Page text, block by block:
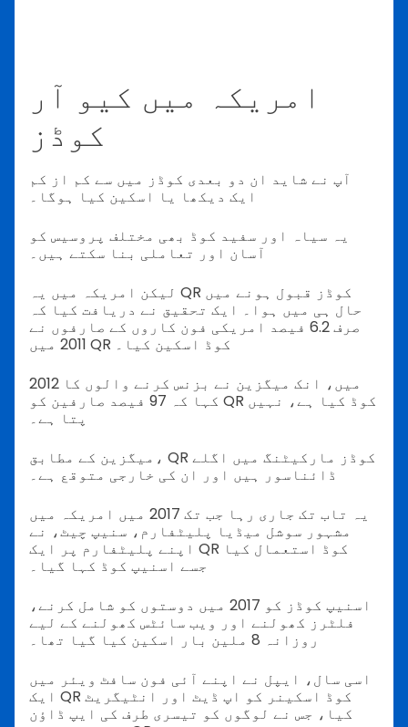
امریکہ میں کیو آر
کوڈز
آپ نے شاید ان دو بعدی کوڈز میں سے کم از کم
ایک دیکھا یا اسکین کیا ہوگا۔
یہ سیاہ اور سفید کوڈ بھی مختلف پروسیس کو
آسان اور تعاملی بنا سکتے ہیں۔
لیکن امریکہ میں یہ QR کوڈز قبول ہونے میں
حال ہی میں ہوا۔ ایک تحقیق نے دریافت کیا کہ
صرف 6.2 فیصد امریکی فون کاروں کے صارفوں نے
2011 میں QR کوڈ اسکین کیا۔
2012 میں، انک میگزین نے بزنس کرنے والوں کا
کہا کہ 97 فیصد صارفین کو QR کوڈ کیا ہے، نہیں
پتا ہے۔
میگزین کے مطابق، QR کوڈز مارکیٹنگ میں اگلے
ڈائناسور ہیں اور ان کی خارجی متوقع ہے۔
یہ تاب تک جاری رہا جب تک 2017 میں امریکہ میں
مشہور سوشل میڈیا پلیٹفارم، سنیپ چیٹ، نے
اپنے پلیٹفارم پر ایک QR کوڈ استعمال کیا
جسے اسنیپ کوڈ کہا گیا۔
اسنیپ کوڈز کو 2017 میں دوستوں کو شامل کرنے،
فلٹرز کھولنے اور ویب سائٹس کھولنے کے لیے
روزانہ 8 ملین بار اسکین کیا گیا تھا۔
اسی سال، ایپل نے اپنے آئی فون سافٹ ویئر میں
ایک QR کوڈ اسکینر کو اپ ڈیٹ اور انٹیگریٹ
کیا، جس نے لوگوں کو تیسری طرف کی ایپ ڈاؤن